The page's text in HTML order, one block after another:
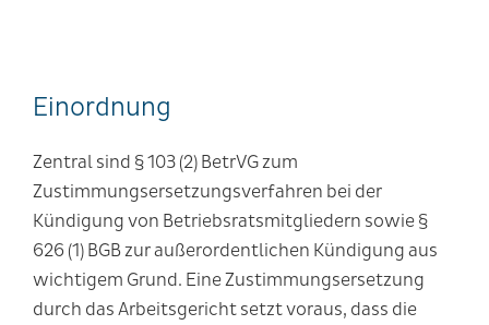
Einordnung
Zentral sind § 103 (2) BetrVG zum
Zustimmungsersetzungsverfahren bei der
Kündigung von Betriebsratsmitgliedern sowie §
626 (1) BGB zur außerordentlichen Kündigung aus
wichtigem Grund. Eine Zustimmungsersetzung
durch das Arbeitsgericht setzt voraus, dass die